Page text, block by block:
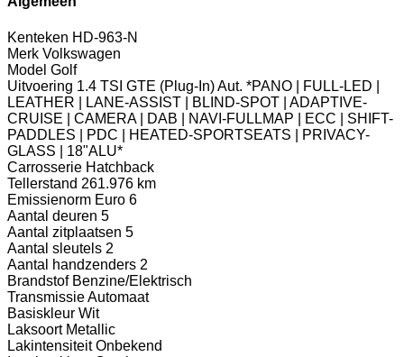
Kenteken HD-963-N
Merk Volkswagen
Model Golf
Uitvoering 1.4 TSI GTE (Plug-In) Aut. *PANO | FULL-LED |
LEATHER | LANE-ASSIST | BLIND-SPOT | ADAPTIVE-
CRUISE | CAMERA | DAB | NAVI-FULLMAP | ECC | SHIFT-
PADDLES | PDC | HEATED-SPORTSEATS | PRIVACY-
GLASS | 18"ALU*
Carrosserie Hatchback
Tellerstand 261.976 km
Emissienorm Euro 6
Aantal deuren 5
Aantal zitplaatsen 5
Aantal sleutels 2
Aantal handzenders 2
Brandstof Benzine/Elektrisch
TransmissieAutomaat
Basiskleur Wit
Laksoort Metallic
Lakintensiteit Onbekend